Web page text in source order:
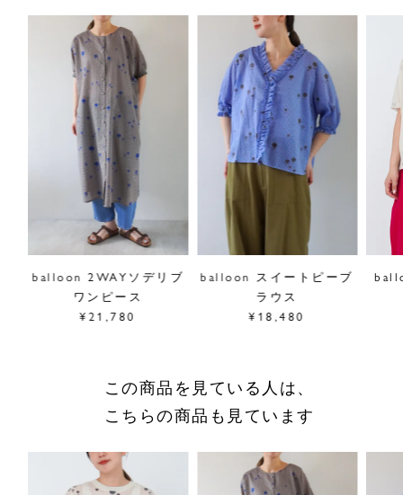
気になる二の腕をカバーする袖丈もポイント。
自然にヒップまわりをカバーする丈感で、羽織としても使い
やすい一枚です。
表面に凹凸を生むサッカー加工で、しわが目立ちにくく、さ
らりと快適な着心地です。
※生地の風合いを保つため、アイロンのご使用はお控えくだ
■"ballon"シリーズは
サイズ／FREE
前着丈80cm、後ろ着丈83cm、身幅72cm、肩幅74cm、袖
丈31cm、前裾幅68cm、後ろ裾幅74cm
素材／綿100％
原産国／中国
ショッピングガイドはこちら
サイズをお悩みの方へ
balloon 2WAYソデリブ
ワンピース
¥21,780
balloon スイートピーブ
ラウス
¥18,480
この商品を見ている人は、
こちらの商品も見ています